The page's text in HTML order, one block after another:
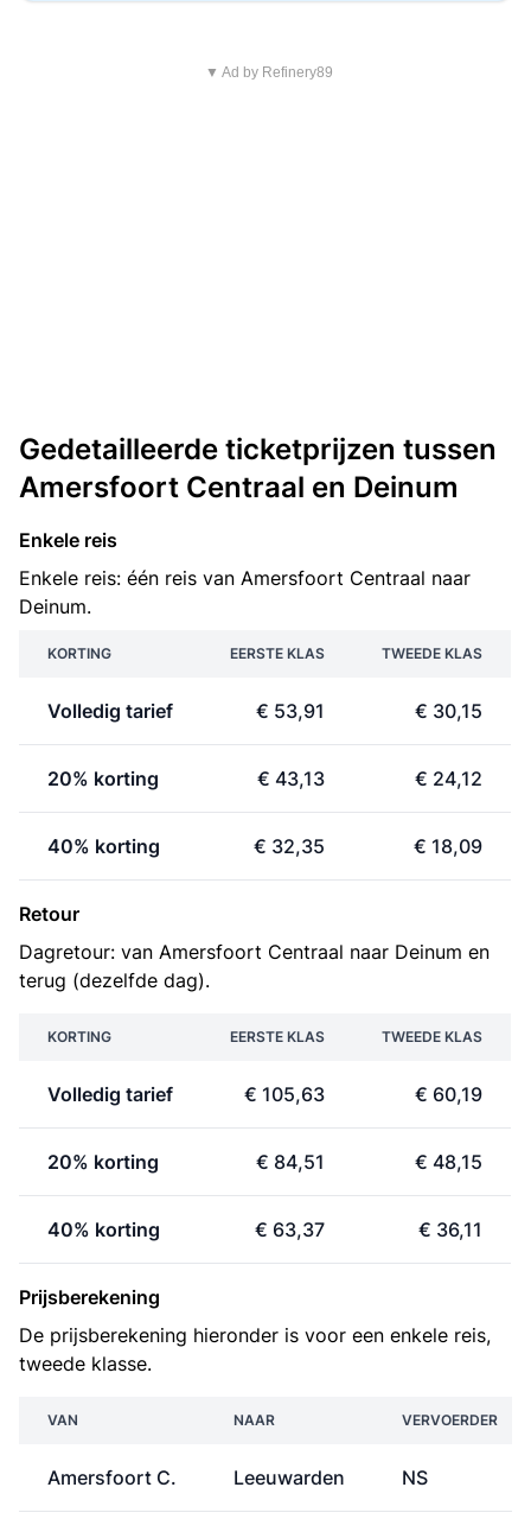
▼ Ad by Refinery89
Gedetailleerde ticketprijzen tussen
Amersfoort Centraal en Deinum
Enkele reis
Enkele reis: één reis van Amersfoort Centraal naar
Deinum.
KORTING EERSTE KLAS TWEEDE KLAS
Volledig tarief € 53,91 € 30,15
20% korting € 43,13 € 24,12
40% korting € 32,35 € 18,09
Retour
Dagretour: van Amersfoort Centraal naar Deinum en
terug (dezelfde dag).
KORTING EERSTE KLAS TWEEDE KLAS
Volledig tarief € 105,63 € 60,19
20% korting € 84,51 € 48,15
40% korting € 63,37 € 36,11
Prijsberekening
De prijsberekening hieronder is voor een enkele reis,
tweede klasse.
VAN NAAR VERVOERDER
Amersfoort C. Leeuwarden NS